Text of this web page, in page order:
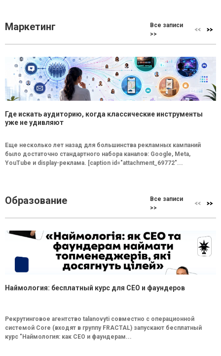
Маркетинг
Все записи
>>
Где искать аудиторию, когда классические инструменты
уже не удивляют
Еще несколько лет назад для большинства рекламных кампаний
было достаточно стандартного набора каналов: Google, Meta,
YouTube и display-реклама. [caption id="attachment_69772"...
Образование
Все записи
>>
Наймология: бесплатный курс для CEO и фаундеров
Рекрутинговое агентство talanovyti совместно с операционной
системой Core (входят в группу FRACTAL) запускают бесплатный
курс "Наймология: как СEO и фаундерам...